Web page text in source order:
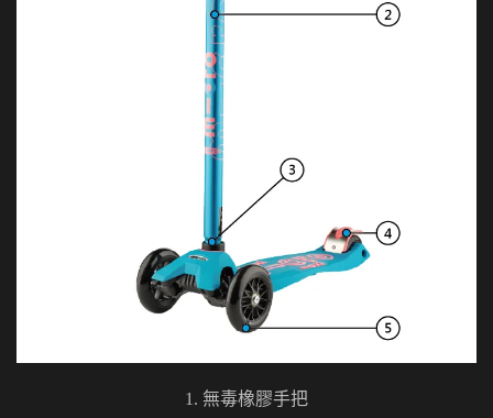
1. 無毒橡膠手把